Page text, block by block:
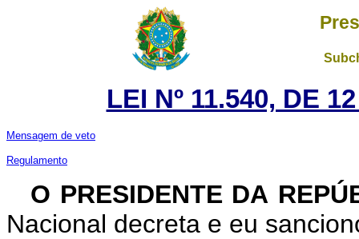
LEI Nº 11.540, DE
Mensagem de veto
Regulamento
O PRESIDENTE DA
Nacional decreta e eu